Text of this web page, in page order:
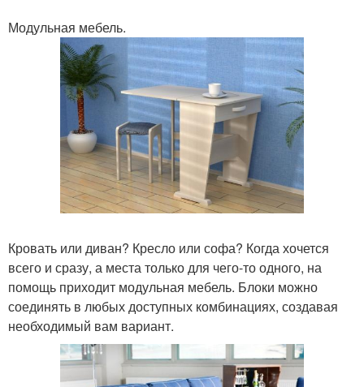
Модульная мебель.
Кровать или диван? Кресло или софа? Когда хочется
всего и сразу, а места только для чего-то одного, на
помощь приходит модульная мебель. Блоки можно
соединять в любых доступных комбинациях, создавая
необходимый вам вариант.